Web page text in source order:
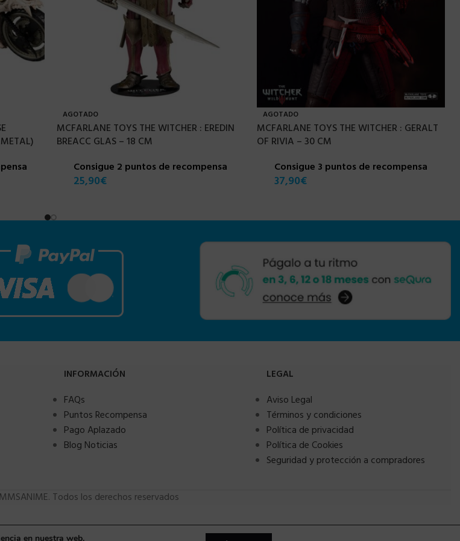
AGOTADO
MCFARLANE TOYS THE WITCHER : EREDIN
BREACC GLAS – 18 CM
Consigue 2 puntos de recompensa
25,90€
AGOTADO
MCFARLANE TOYS THE WITCHER : GERALT
OF RIVIA – 30 CM
Consigue 3 puntos de recompensa
37,90€
INFORMACIÓN
FAQs
Puntos Recompensa
Pago Aplazado
Blog Noticias
LEGAL
Aviso Legal
Términos y condiciones
Política de privacidad
Política de Cookies
Seguridad y protección a compradores
Todos los derechos reservados
en nuestra web.